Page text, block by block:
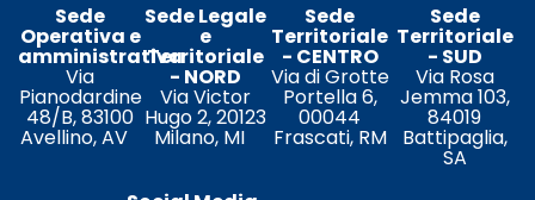
Sede
Operativa e
amministrativa
Via
Pianodardine
48/B, 83100
Avellino, AV
Sede Legale
e
Territoriale
- NORD
Via Victor
Hugo 2, 20123
Milano, MI
Sede
Territoriale
- CENTRO
Via di Grotte
Portella 6,
00044
Frascati, RM
Sede
Territoriale
- SUD
Via Rosa
Jemma 103,
84019
Battipaglia,
SA